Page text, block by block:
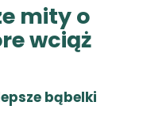
mity o
wciąż
bąbelki